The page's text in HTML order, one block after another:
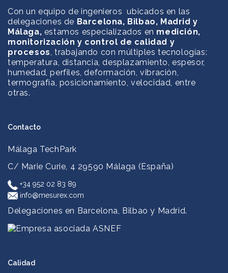
Con un equipo de ingenieros ubicados en las
delegaciones de Barcelona, Bilbao, Madrid y
Málaga, estamos especializados en medición,
monitorización y control de calidad y
procesos, trabajando con múltiples tecnologías:
temperatura, distancia, desplazamiento, espesor,
humedad, perfiles, deformación, vibración,
termografía, posicionamiento, velocidad, entre
otras.
Contacto
Málaga TechPark
C/ Marie Curie, 4 29590 Málaga (España)
+34 952 02 83 89
info@mesurex.com
Delegaciones en Barcelona, Bilbao y Madrid.
Calidad